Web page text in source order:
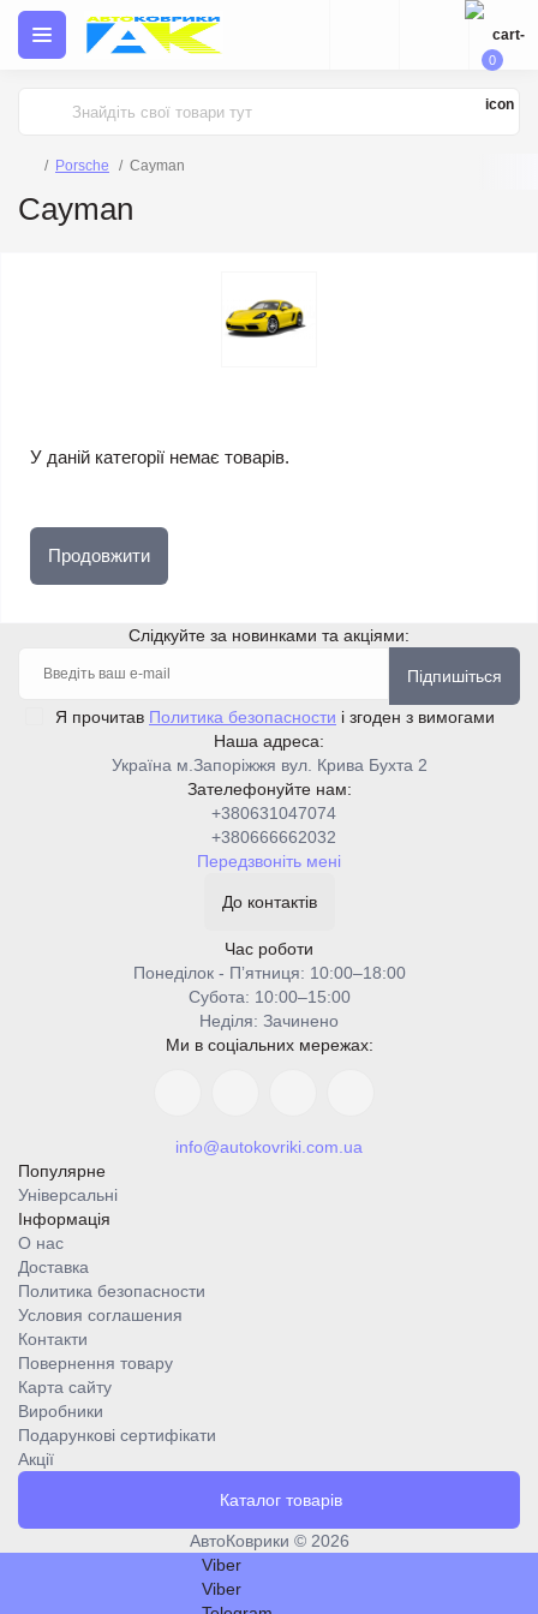
0
Porsche Cayman
Cayman
У даній категорії немає товарів.
Продовжити
Слідкуйте за новинками та акціями:
Підпишіться
Я прочитав Политика безопасности і згоден з вимогами
Наша адреса:
Україна м.Запоріжжя вул. Крива Бухта 2
Зателефонуйте нам:
+380631047074
+380666662032
Передзвоніть мені
До контактів
Час роботи
Понеділок - Пʼятниця: 10:00–18:00
Cубота: 10:00–15:00
Неділя: Зачинено
Ми в соціальних мережах:
info@autokovriki.com.ua
Популярне
Універсальні
Інформація
О нас
Доставка
Политика безопасности
Условия соглашения
Контакти
Повернення товару
Карта сайту
Виробники
Подарункові сертифікати
Акції
Каталог товарів
АвтоКоврики © 2026
Viber
Viber